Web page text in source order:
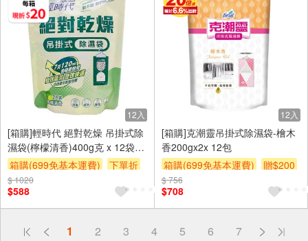
12入
[箱購]輕時代 絕對乾燥 吊掛式除
濕袋(檸檬清香)400g克 x 12袋/
箱
箱購(699免基本運費)
下單折
贈$200
$ 1020
$588
12入
[箱購]克潮靈吊掛式除濕袋-檜木
香200gx2x 12包
箱購(699免基本運費)
贈$200
$ 756
$708
1 2 3 4 5 6 7
偏遠地區配送